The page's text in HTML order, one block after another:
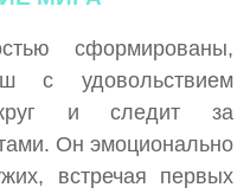
сформированы,
с удовольствием
и следит за
Он эмоционально
встречая первых